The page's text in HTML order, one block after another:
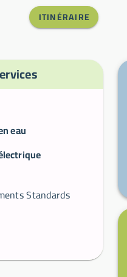
ITINÉRAIRE
eau
Standards